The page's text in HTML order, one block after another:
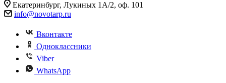
Екатеринбург, Лукиных 1А/2, оф. 101
info@novotarp.ru
Вконтакте
Одноклассники
Viber
WhatsApp